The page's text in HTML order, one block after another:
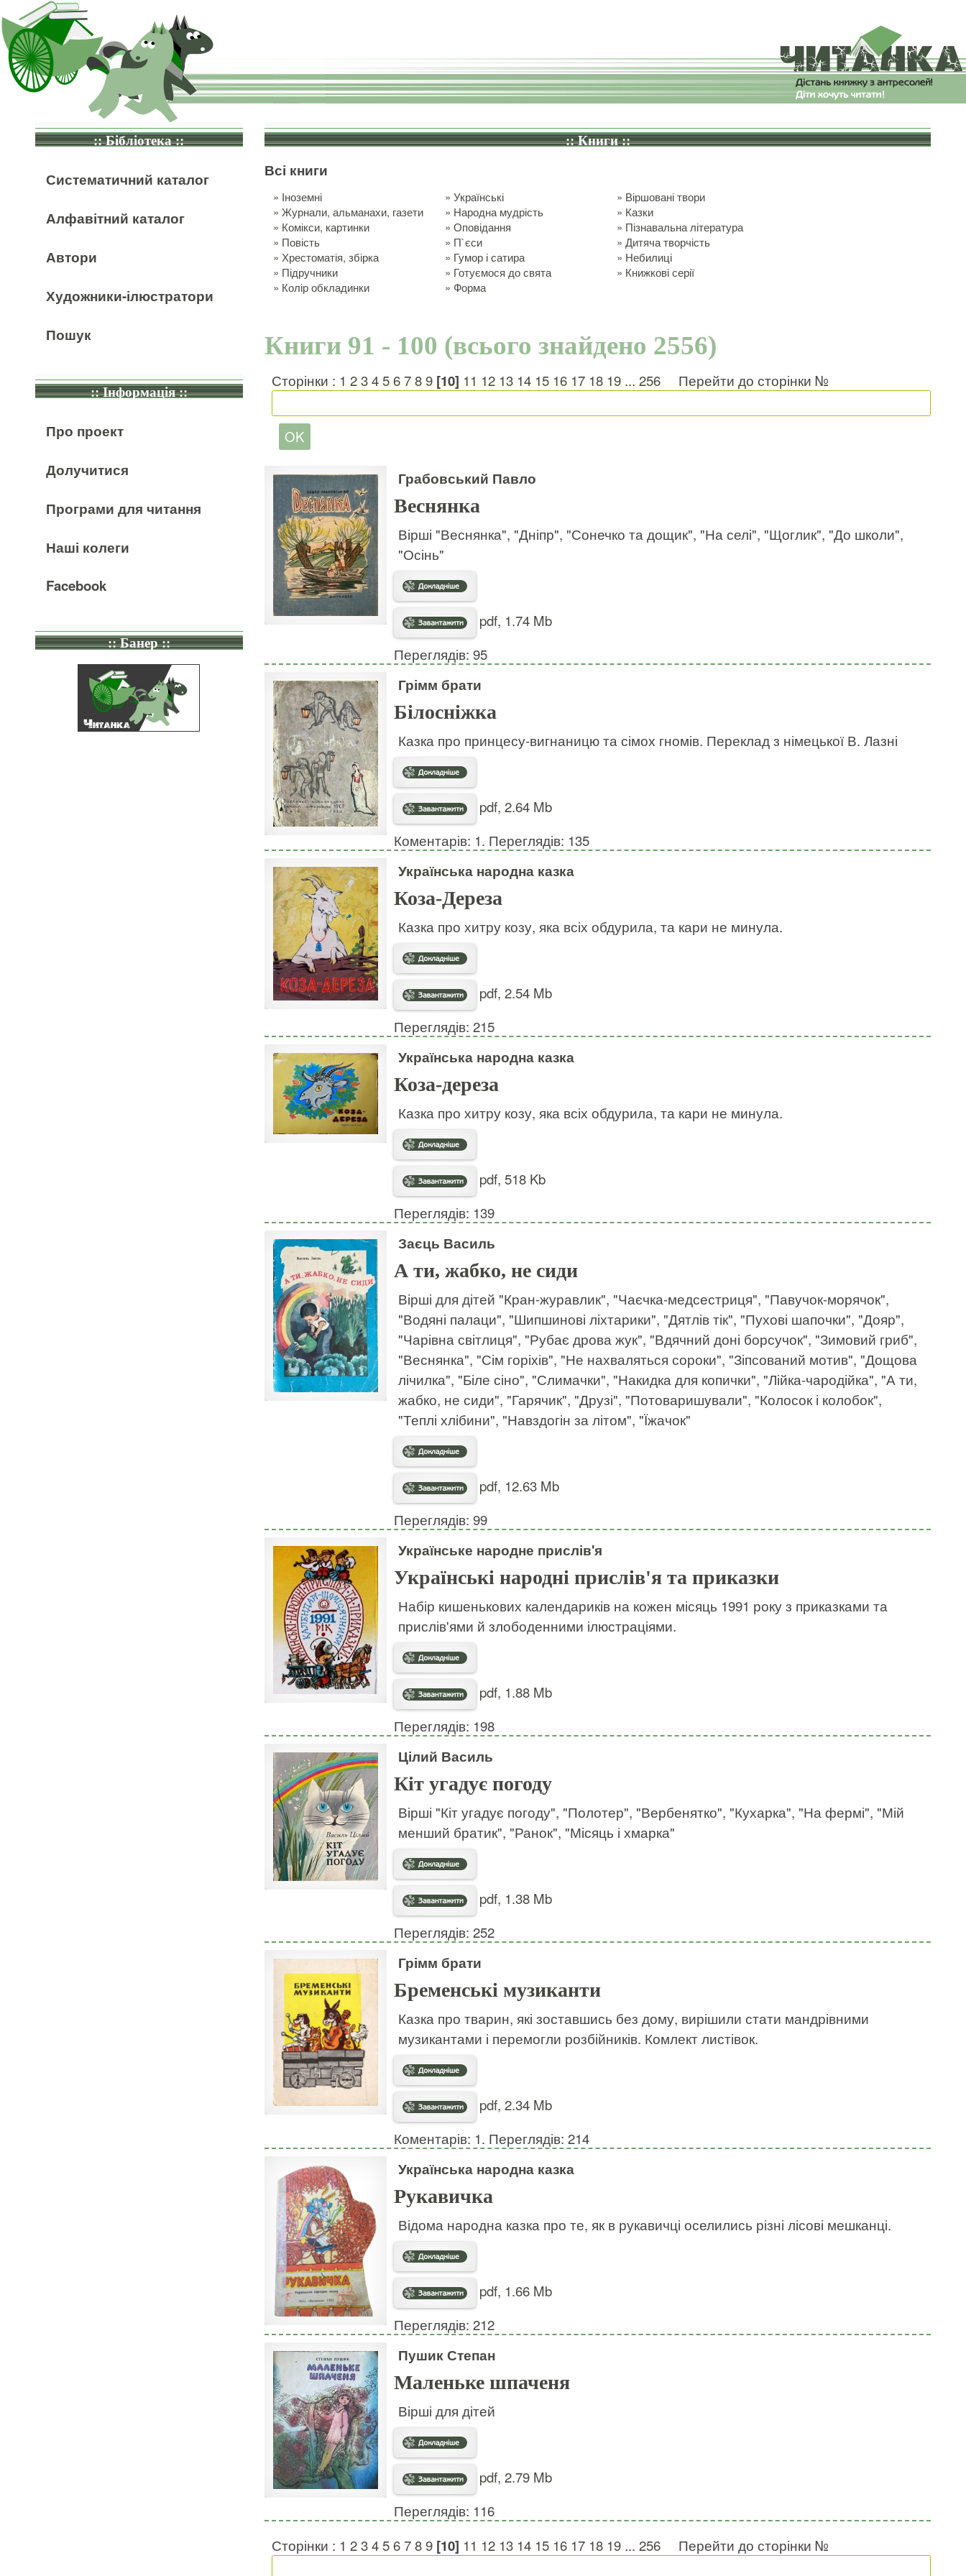
:: Бібліотека ::
Систематичний каталог
Алфавітний каталог
Автори
Художники-ілюстратори
Пошук
:: Інформація ::
Про проект
Долучитися
Програми для читання
Наші колеги
Facebook
:: Банер ::
:: Книги ::
Всі книги
» Іноземні »Українські » Віршовані твори
»Журнали, альманахи, газети » Народна мудрість » Казки
» Комікси, картинки »Оповідання » Пізнавальна література
» Повість » П`єси »Дитяча творчість
»Хрестоматія, збірка » Гумор і сатира » Небилиці
» Підручники » Готуємося до свята » Книжкові серії
» Колір обкладинки » Форма
Книги 91 - 100 (всього знайдено 2556)
Сторінки : 1 2 3 4 5 6 7 8 9 [10] 11 12 13 14 15 16 17 18 19... 256 Перейти до сторінки №
Грабовський Павло
Веснянка
Вірші "Веснянка", "Дніпр", "Сонечко та дощик", "На селі", "Щоглик", "До школи",
"Осінь"
pdf, 1.74 Mb
Переглядів: 95
Грімм брати
Білосніжка
Казка про принцесу-вигнаницю та сімох гномів. Переклад з німецької В. Лазні
pdf, 2.64 Mb
Коментарів: 1. Переглядів: 135
Українська народна казка
Коза-Дереза
Казка про хитру козу, яка всіх обдурила, та кари не минула.
pdf, 2.54 Mb
Переглядів: 215
Українська народна казка
Коза-дереза
Казка про хитру козу, яка всіх обдурила, та кари не минула.
pdf, 518 Kb
Переглядів: 139
Заєць Василь
А ти, жабко, не сиди
Вірші для дітей "Кран-журавлик", "Чаєчка-медсестриця", "Павучок-морячок",
"Водяні палаци", "Шипшинові ліхтарики", "Дятлів тік", "Пухові шапочки", "Дояр",
"Чарівна світлиця", "Рубає дрова жук", "Вдячний доні борсучок", "Зимовий гриб",
"Веснянка", "Сім горіхів", "Не нахваляться сороки", "Зіпсований мотив", "Дощова
лічилка", "Біле сіно", "Слимачки", "Накидка для копички", "Лійка-чародійка", "А ти,
жабко, не сиди", "Гарячик", "Друзі", "Потоваришували", "Колосок і колобок",
"Теплі хлібини", "Навздогін за літом", "Їжачок"
pdf, 12.63 Mb
Переглядів: 99
Українське народне прислів'я
Українські народні прислів'я та приказки
Набір кишенькових календариків на кожен місяць 1991 року з приказками та
прислів'ями й злободенними ілюстраціями.
pdf, 1.88 Mb
Переглядів: 198
Цілий Василь
Кіт угадує погоду
Вірші "Кіт угадує погоду", "Полотер", "Вербенятко", "Кухарка", "На фермі", "Мій
менший братик", "Ранок", "Місяць і хмарка"
pdf, 1.38 Mb
Переглядів: 252
Грімм брати
Бременські музиканти
Казка про тварин, які зоставшись без дому, вирішили стати мандрівними
музикантами і перемогли розбійників. Комлект листівок.
pdf, 2.34 Mb
Коментарів: 1. Переглядів: 214
Українська народна казка
Рукавичка
Відома народна казка про те, як в рукавичці оселились різні лісові мешканці.
pdf, 1.66 Mb
Переглядів: 212
Пушик Степан
Маленьке шпаченя
Вірші для дітей
pdf, 2.79 Mb
Переглядів: 116
Сторінки : 1 2 3 4 5 6 7 8 9 [10] 11 12 13 14 15 16 17 18 19... 256 Перейти до сторінки №